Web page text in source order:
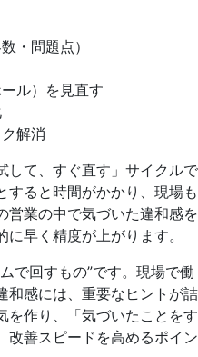
・問題点）
ル）を見直す
解消
して、すぐ直す」サイクルで
すると時間がかかり、現場も
営業の中で気づいた違和感を
早く精度が上がります。
で回すもの”です。現場で働
和感には、重要なヒントが詰
を作り、「気づいたことをす
改善スピードを高めるポイン